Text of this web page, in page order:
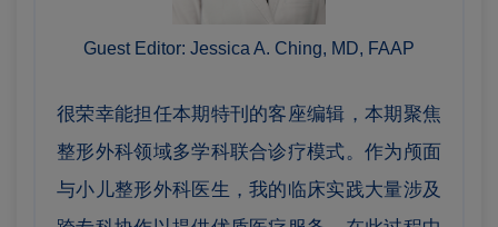
Guest Editor: Jessica A. Ching, MD, FAAP
很荣幸能担任本期特刊的客座编辑，本期聚焦
整形外科领域多学科联合诊疗模式。作为颅面
与小儿整形外科医生，我的临床实践大量涉及